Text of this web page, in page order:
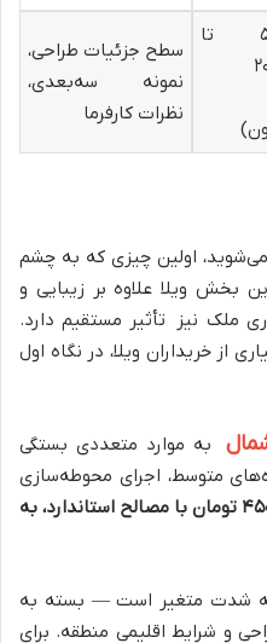
۵,۰۰۰,۰۰۰ تا
)
سطح جزئیات طراحی،
نمونه سه‌بعدی،
نظرات کارفرما
اولین چیزی که به چشم
بخش ویلا علاوه بر زیبایی و
ملک نیز تأثیر مستقیم دارد.
از خریداران ویلا، در نگاه اول
به موارد متعددی بستگی
متوسط، اجرای محوطه‌سازی
تومان با مصالح استاندارد، به
شدت متغیر است — بسته به
و شرایط اقلیمی منطقه. برای